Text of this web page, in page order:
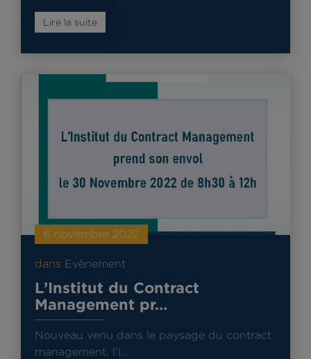
Lire la suite
6 novembre 2022
dans Evènement
L’Institut du Contract
Management pr…
Nouveau venu dans le paysage du contract
management, l’I…